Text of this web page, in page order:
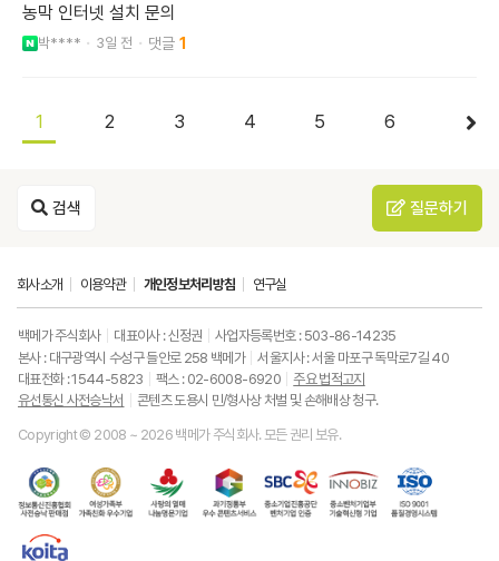
농막 인터넷 설치 문의
박**** 3일 전 1
1 2 3 4 5 6
검색 질문하기
회사소개 이용약관 개인정보처리방침 연구실
백메가 주식회사 대표이사 : 신정권
사업자등록번호 : 503-86-14235
본사 : 대구광역시 수성구 들안로 258 백메가
서울지사 : 서울 마포구 독막로7길 40
대표전화 : 1544-5823
팩스 : 02-6008-6920
주요 법적고지
유선통신 사전승낙서
콘텐츠 도용시 민/형사상 처벌 및 손해배상 청구.
Copyright © 2008 ~ 2026 백메가 주식회사. 모든 권리 보유.
정
보
신
가
랑
의
열
통
중
소
기
업
중
소
벤
처
ISO9001
경
한
국